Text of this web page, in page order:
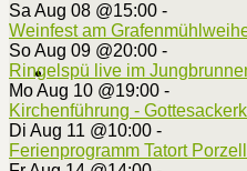
Sa Aug 08 @15:00 -
Weinfest am
So Aug 09 @20:00 -
Ringelspü live im
Mo Aug 10 @19:00 -
Kirchenführung -
Di Aug 11 @10:00 -
Ferienprogramm Tatort